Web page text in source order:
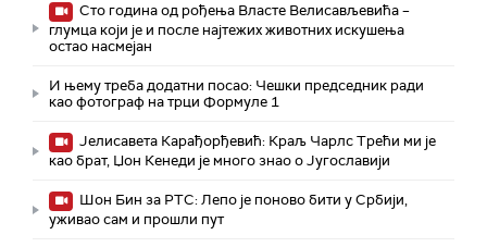
Сто година од рођења Власте Велисављевића –
глумца који је и после најтежих животних искушења
остао насмејан
И њему треба додатни посао: Чешки председник ради
као фотограф на трци Формуле 1
Јелисавета Карађорђевић: Краљ Чарлс Трећи ми је
као брат, Џон Кенеди је много знао о Југославији
Шон Бин за РТС: Лепо је поново бити у Србији,
уживао сам и прошли пут